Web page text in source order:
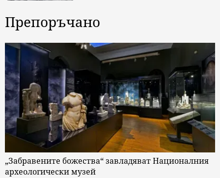
Препоръчано
„Забравените божества“ завладяват Националния
археологически музей